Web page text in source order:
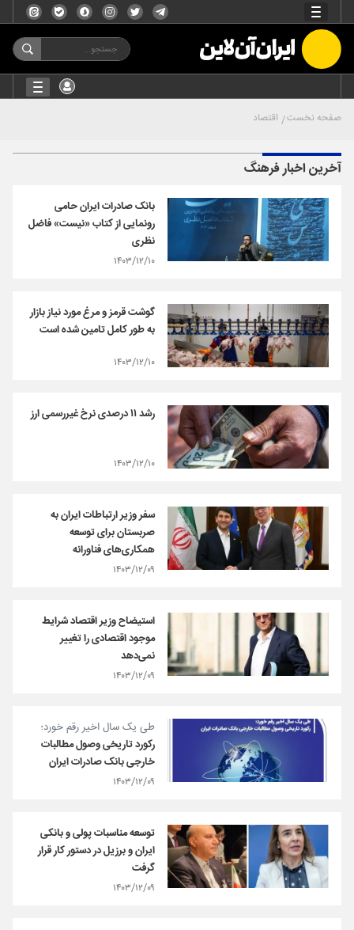
صفحه نخست اقتصاد
آخرین اخبار فرهنگ
بانک صادرات ایران حامی
رونمایی از کتاب «نیست» فاضل
نظری
۱۴۰۳/۱۲/۱۰
گوشت قرمز و مرغ مورد نیاز بازار
به طور کامل تامین شده است
۱۴۰۳/۱۲/۱۰
رشد ۱۱ درصدی نرخ غیررسمی ارز
۱۴۰۳/۱۲/۱۰
سفر وزیر ارتباطات ایران به
صربستان برای توسعه
همکاری‌های فناورانه
۱۴۰۳/۱۲/۰۹
استیضاح وزیر اقتصاد شرایط
موجود اقتصادی را تغییر
نمی‌دهد
۱۴۰۳/۱۲/۰۹
​طی یک سال اخیر رقم خورد؛
رکورد تاریخی وصول مطالبات
خارجی بانک صادرات ایران
۱۴۰۳/۱۲/۰۹
توسعه مناسبات پولی و بانکی
ایران و برزیل در دستور کار قرار
گرفت
۱۴۰۳/۱۲/۰۹